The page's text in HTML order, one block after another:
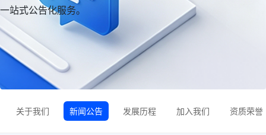
一站式公告化服务。
关于我们 新闻公告 发展历程 加入我们 资质荣誉